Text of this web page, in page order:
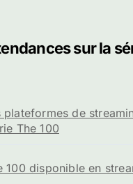
sur la
plateformes de
The 100
100 disponible en